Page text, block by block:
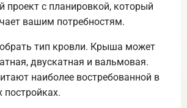
проект с планировкой, который
вашим потребностям.
тип кровли. Крыша может
двускатная и вальмовая.
наиболее востребованной в